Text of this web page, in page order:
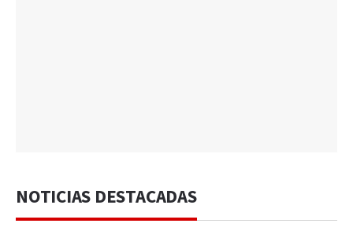
NOTICIAS DESTACADAS